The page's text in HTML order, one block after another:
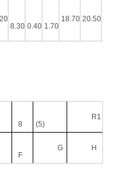
8.30 0.40 1.70
18.70 20.50
8 (5)
R1
F
G H